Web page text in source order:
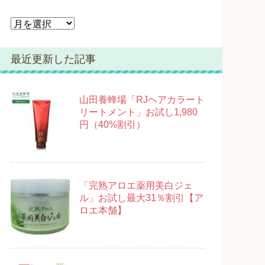
ア
カ
イ
ブ
最近更新した記事
山田養蜂場「RJヘアカラート
リートメント」お試し1,980
円（40%割引）
「完熟アロエ薬用美白ジェ
ル」お試し最大31％割引【ア
ロエ本舗】